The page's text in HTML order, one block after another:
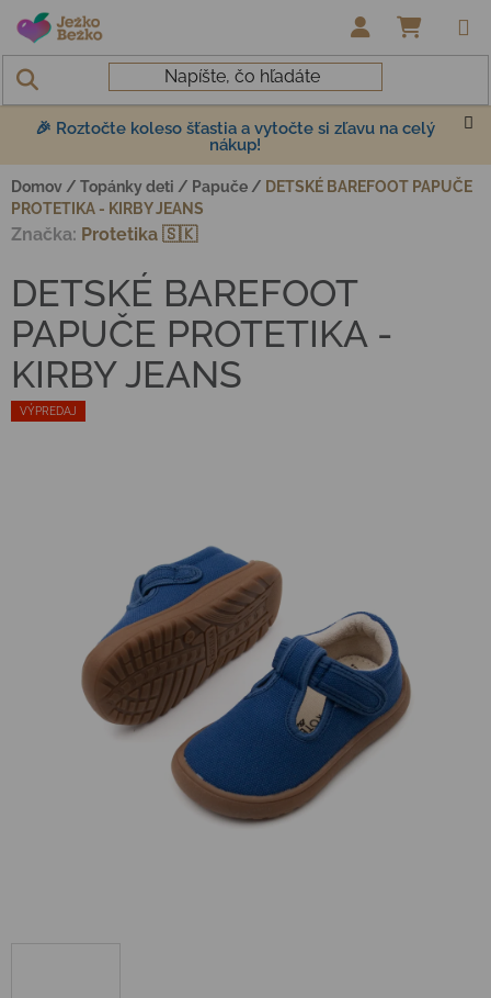
Prejsť na obsah
🎉 Roztočte koleso šťastia a vytočte si zľavu na celý
nákup!
Domov / Topánky deti / Papuče / DETSKÉ BAREFOOT PAPUČE
PROTETIKA - KIRBY JEANS
VÝPREDAJ
DETSKÉ BAREFOOT
PAPUČE PROTETIKA -
KIRBY JEANS
Značka: Protetika 🇸🇰